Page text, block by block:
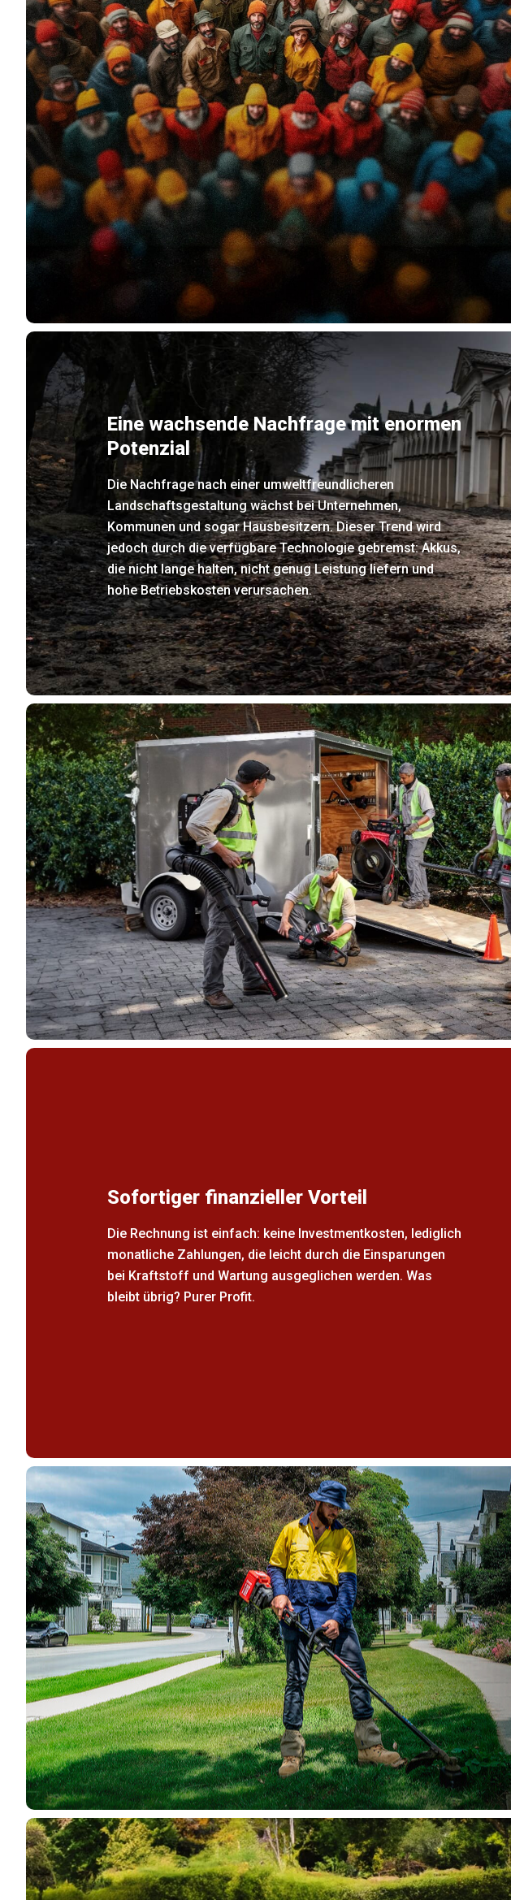
Eine wachsende Nachfrage mit enormen
Potenzial
Die Nachfrage nach einer umweltfreundlicheren
Landschaftsgestaltung wächst bei Unternehmen,
Kommunen und sogar Hausbesitzern. Dieser Trend wird
jedoch durch die verfügbare Technologie gebremst: Akkus,
die nicht lange halten, nicht genug Leistung liefern und
hohe Betriebskosten verursachen.
Sofortiger finanzieller Vorteil
Die Rechnung ist einfach: keine Investmentkosten, lediglich
monatliche Zahlungen, die leicht durch die Einsparungen
bei Kraftstoff und Wartung ausgeglichen werden. Was
bleibt übrig? Purer Profit.